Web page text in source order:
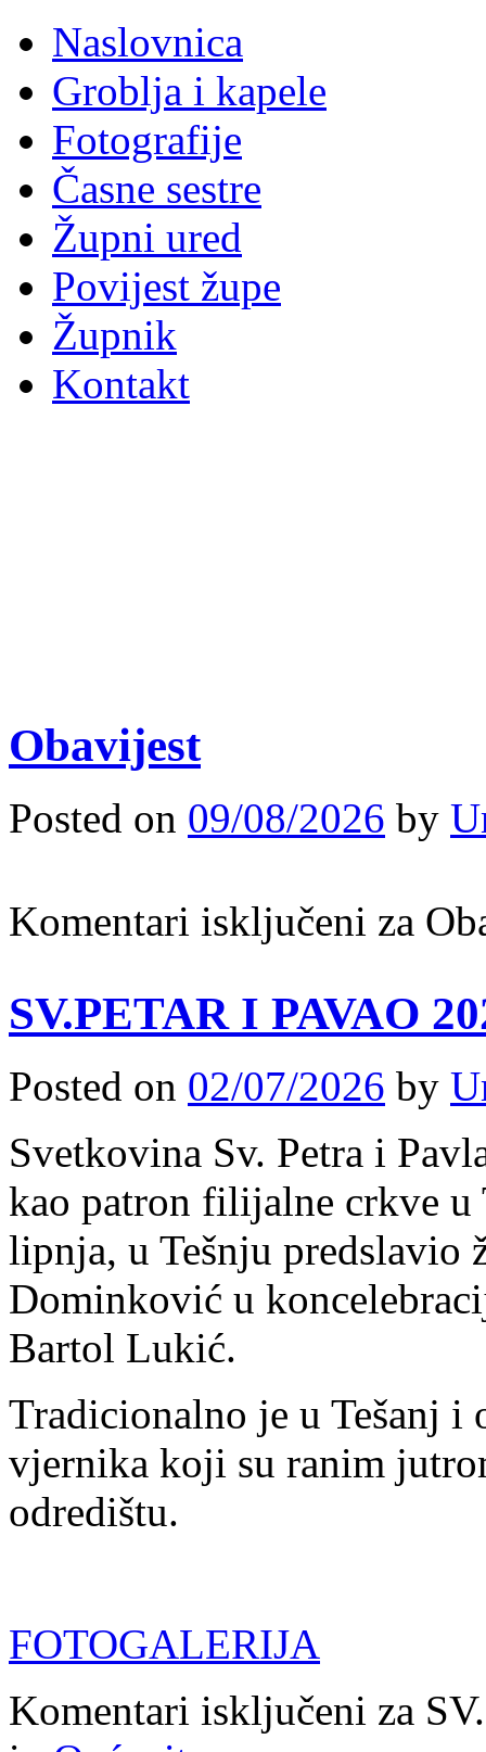
Naslovnica
Groblja i kapele
Fotografije
Časne sestre
Župni ured
Povijest župe
Župnik
Kontakt
Obavijest
Posted on 09/08/2026 by
Komentari isključeni za
SV.PETAR I PAVAO
Posted on 02/07/2026 by
Svetkovina Sv. Petra i
kao patron filijalne crkve u
lipnja, u Tešnju predslavio
Dominković u
Bartol Lukić.
Tradicionalno je u Tešanj i
vjernika koji su ranim
odredištu.
FOTOGALERIJA
Komentari isključeni za